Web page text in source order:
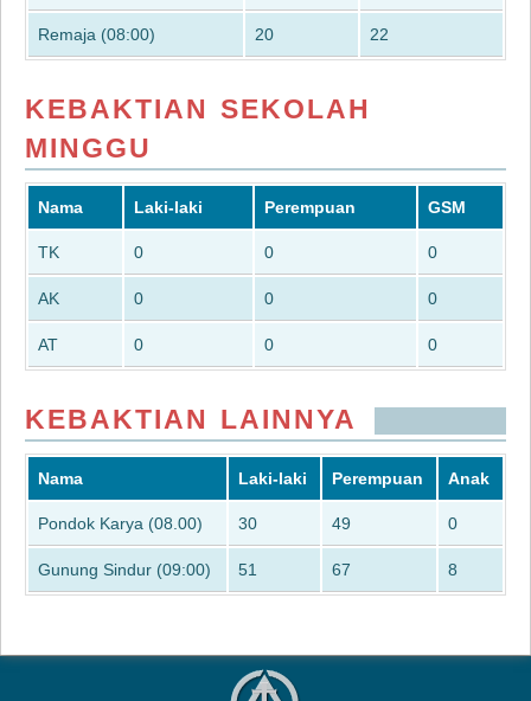
Remaja (08:00) 20 22
KEBAKTIAN SEKOLAH
MINGGU
Nama Laki-laki Perempuan GSM
TK 0 0 0
AK 0 0 0
AT 0 0 0
KEBAKTIAN LAINNYA
Nama Laki-laki Perempuan Anak
Pondok Karya (08.00) 30 49 0
Gunung Sindur (09:00) 51 67 8